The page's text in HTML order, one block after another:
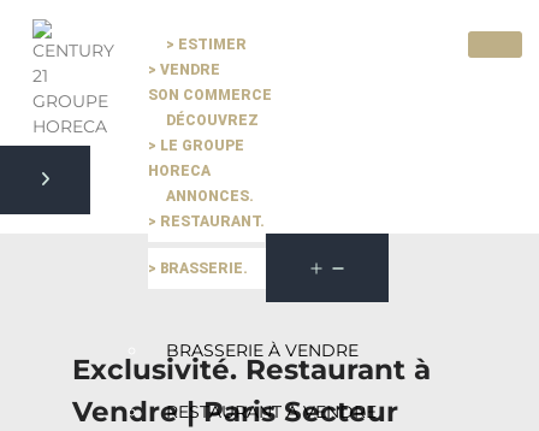
> ESTIMER
> VENDRE
SON COMMERCE
DÉCOUVREZ
> LE GROUPE
HORECA
ANNONCES.
> RESTAURANT.
> BRASSERIE.
BRASSERIE À VENDRE
RESTAURANT À VENDRE
Pause slide rotation
Resume slide rotation
Previous slide
Exclusivité. Restaurant à
Vendre | Paris Secteur